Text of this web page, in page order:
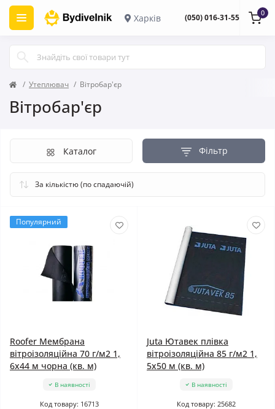
Харків (050) 016-31-55 0
Утеплювач Вітробар'єр
Вітробар'єр
Фільтр
Каталог
Популярний
Roofer Мембрана
вітроізоляційна 70 г/м2 1,
6x44 м чорна (кв. м)
В наявності
Код товару: 16713
Juta Ютавек плівка
вітроізоляційна 85 г/м2 1,
5x50 м (кв. м)
В наявності
Код товару: 25682